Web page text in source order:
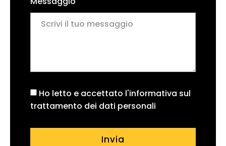
Ho letto e accettato l'informativa sul
trattamento dei dati personali
Invia